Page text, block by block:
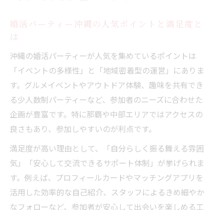
び方
を解説
安心感のある婚活パーティー運営の特徴と
は
年代や趣味別で選ぶ婚活パーティー最新事情
年代別婚活パーティーで自分に合う出会い
方を発見
婚活パーティー沖縄の30代・40代に人気の
傾向
趣味で選ぶ婚活パーティー最新トレンド解
説
婚活パーティー沖縄の人気ポイントと満足度と
は
沖縄の婚活パーティーが人気を集めているポイントは
「イベントの多様性」と「地域密着型の運営」にありま
す。グルメイベントやアウトドア体験、趣味を共有でき
る少人数制パーティーなど、参加者のニーズに合わせた
企画が豊富です。特に那覇や中部エリアではアクセスの
良さもあり、参加しやすいのが利点です。
満足度が高い理由として、「自分らしく振る舞える雰囲
気」「安心して交流できるサポート体制」が挙げられま
す。例えば、プロフィールカードやマッチングアプリを
活用した効率的な自己紹介、スタッフによるきめ細やか
なフォローなど、参加者が安心して出会いを楽しめる工